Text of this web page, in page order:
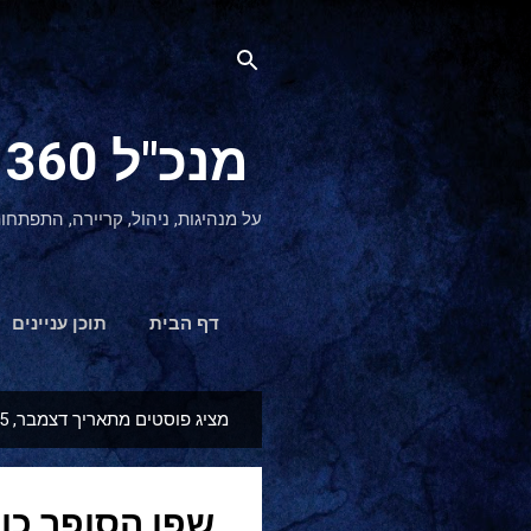
מנכ"ל 360 CEO - מנהיגות והתפתחות אישית
על מנהיגות, ניהול, קריירה,
דף הבית תוכן עניינים
ש
מציג פוסטים מתאריך דצמבר, 2025